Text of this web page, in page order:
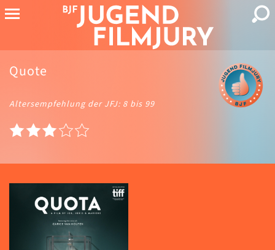
Quote
Altersempfehlung der JFJ: 8 bis 99